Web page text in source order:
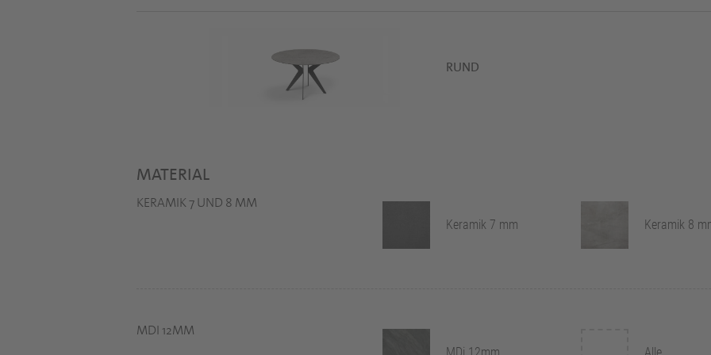
RUND
MATERIAL
KERAMIK 7 UND 8 MM
Keramik 7 mm Keramik 8
MDI 12MM